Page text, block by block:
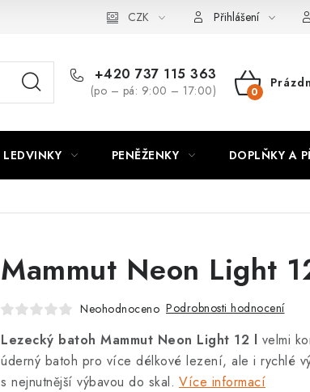
CZK Přihlášení
+420 737 115 363
(po – pá: 9:00 – 17:00)
NÁKUPNÍ
LEDVINKY PENĚŽENKY DOPLŇKY A
Mammut Neon Light
Neohodnoceno Podrobnosti hodnocení
Lezecký batoh Mammut Neon Light 12 l velmi
úderný batoh pro více délkové lezení, ale i rychlé
s nejnutnější výbavou do skal. Více informací